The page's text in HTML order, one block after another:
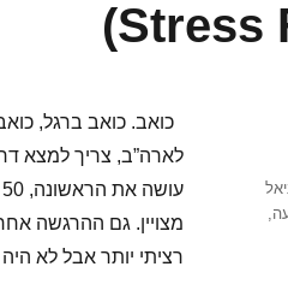
Stress
כואב. כואב ברגל,
לארה”ב, צריך למצא
רציתי יותר אבל לא
,